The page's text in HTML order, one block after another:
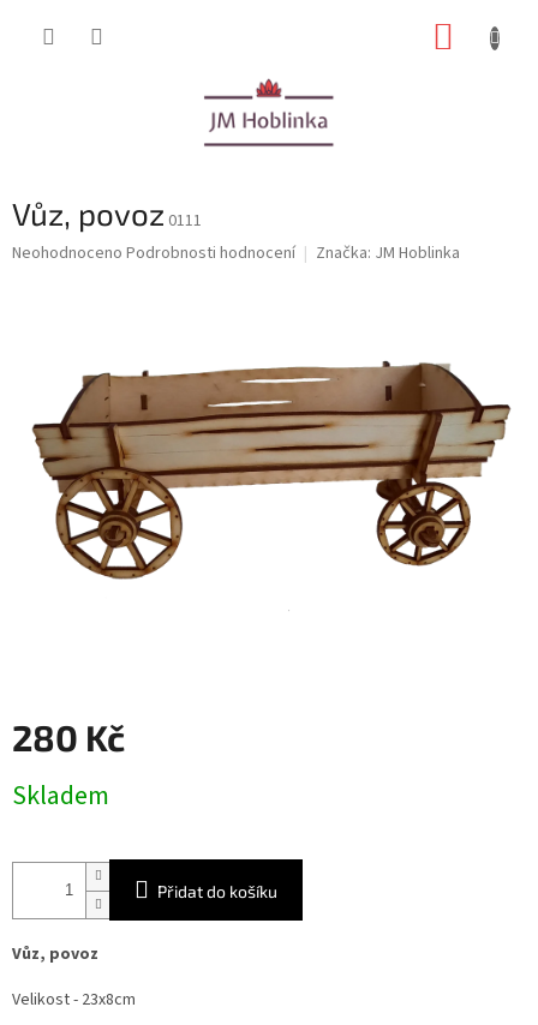
Vůz, povoz 0111
Průměrné
hvězdiček.
Neohodnoceno Podrobnosti hodnocení Značka: JM Hoblinka
280 Kč
cena:
Skladem
Přidat do košíku
Vůz, povoz
Velikost - 23x8cm